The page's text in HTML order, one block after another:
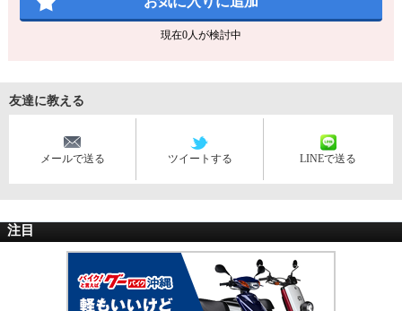
現在0人が検討中
友達に教える
メールで送る ツイートする LINEで送る
注目